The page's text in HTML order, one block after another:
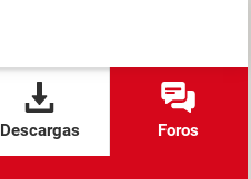
Descargas Foros